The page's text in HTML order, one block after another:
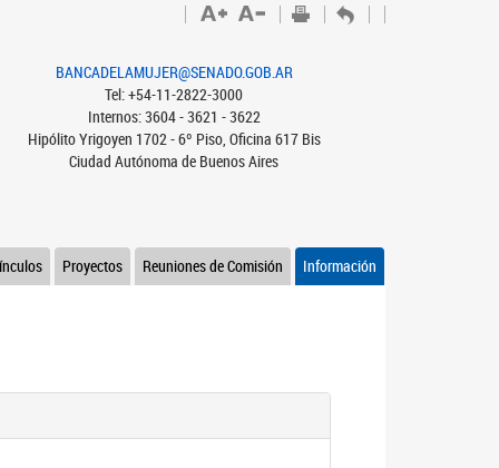
BANCADELAMUJER@SENADO.GOB.AR
Tel: +54-11-2822-3000
Internos: 3604 - 3621 - 3622
Hipólito Yrigoyen 1702 - 6º Piso, Oficina 617 Bis
Ciudad Autónoma de Buenos Aires
Información
Reuniones de Comisión
Proyectos